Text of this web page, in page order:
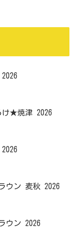
け★焼津 2026
ウン 麦秋 2026
ウン 2026